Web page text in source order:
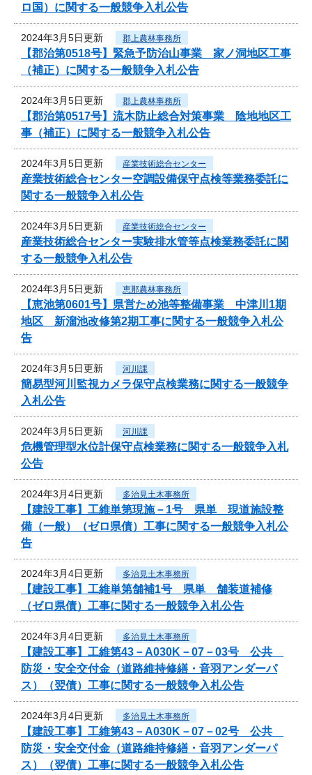
ロ国）に関する一般競争入札公告
2024年3月5日更新 郡上農林事務所
【郡治第0518号】緊急予防治山事業 家ノ洞地区工事
（補正）に関する一般競争入札公告
2024年3月5日更新 郡上農林事務所
【郡治第0517号】流木防止総合対策事業 陰地地区工
事（補正）に関する一般競争入札公告
2024年3月5日更新 産業技術総合センター
産業技術総合センター空調設備保守点検等業務委託に
関する一般競争入札公告
2024年3月5日更新 産業技術総合センター
産業技術総合センター実験排水管等点検業務委託に関
する一般競争入札公告
2024年3月5日更新 恵那農林事務所
【恵池第0601号】県営ため池等整備事業 中津川1期
地区 新溜池改修第2期工事に関する一般競争入札公
告
2024年3月5日更新 河川課
簡易型河川監視カメラ保守点検業務に関する一般競争
入札公告
2024年3月5日更新 河川課
危機管理型水位計保守点検業務に関する一般競争入札
公告
2024年3月4日更新 多治見土木事務所
【建設工事】工維単第現施－1号 県単 現道施設整
備（一般）（ゼロ県債）工事に関する一般競争入札公
告
2024年3月4日更新 多治見土木事務所
【建設工事】工維単第舗補1号 県単 舗装道補修
（ゼロ県債）工事に関する一般競争入札公告
2024年3月4日更新 多治見土木事務所
【建設工事】工維第43－A030K－07－03号 公共
防災・安全交付金（道路維持修繕・音羽アンダーパ
ス）（翌債）工事に関する一般競争入札公告
2024年3月4日更新 多治見土木事務所
【建設工事】工維第43－A030K－07－02号 公共
防災・安全交付金（道路維持修繕・音羽アンダーパ
ス）（翌債）工事に関する一般競争入札公告